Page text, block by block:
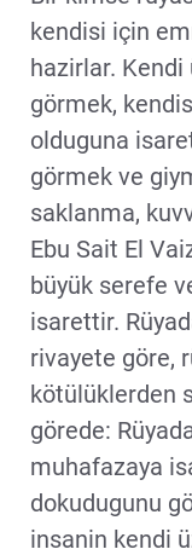
kendisi için
hazirlar.
görmek,
olduguna
görmek ve
saklanma,
Ebu Sait El
büyük serefe
isarettir.
rivayete göre,
kötülüklerden
görede:
muhafazaya
dokudugunu
insanin kendi